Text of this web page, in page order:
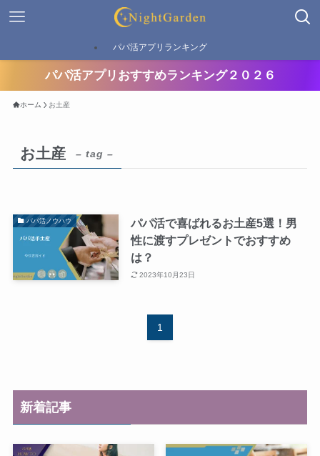
パパ活アプリランキング
パパ活アプリおすすめランキング２０２６
ホーム お土産
お土産 – tag –
パパ活ノウハウ
パパ活で喜ばれるお土産5選！男
性に渡すプレゼントでおすすめ
は？
2023年10月23日
1
新着記事